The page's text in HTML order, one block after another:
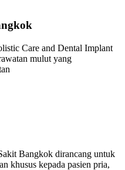
Care and Dental Implant
mulut yang
Bangkok dirancang untuk
khusus kepada pasien pria,